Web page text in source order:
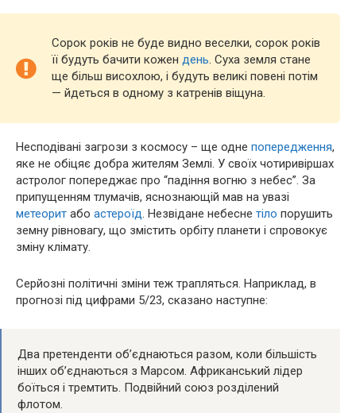
Сорок років не буде видно веселки, сорок років
її будуть бачити кожен день. Суха земля стане
ще більш висохлою, і будуть великі повені потім
— йдеться в одному з катренів віщуна.
Несподівані загрози з космосу – ще одне попередження,
яке не обіцяє добра жителям Землі. У своїх чотиривіршах
астролог попереджає про “падіння вогню з небес”. За
припущенням тлумачів, яснознающій мав на увазі
метеорит або астероїд. Незвідане небесне тіло порушить
земну рівновагу, що змістить орбіту планети і спровокує
зміну клімату.
Серйозні політичні зміни теж трапляться. Наприклад, в
прогнозі під цифрами 5/23, сказано наступне:
Два претенденти об’єднаються разом, коли більшість
інших об’єднаються з Марсом. Африканський лідер
боїться і тремтить. Подвійний союз розділений
флотом.